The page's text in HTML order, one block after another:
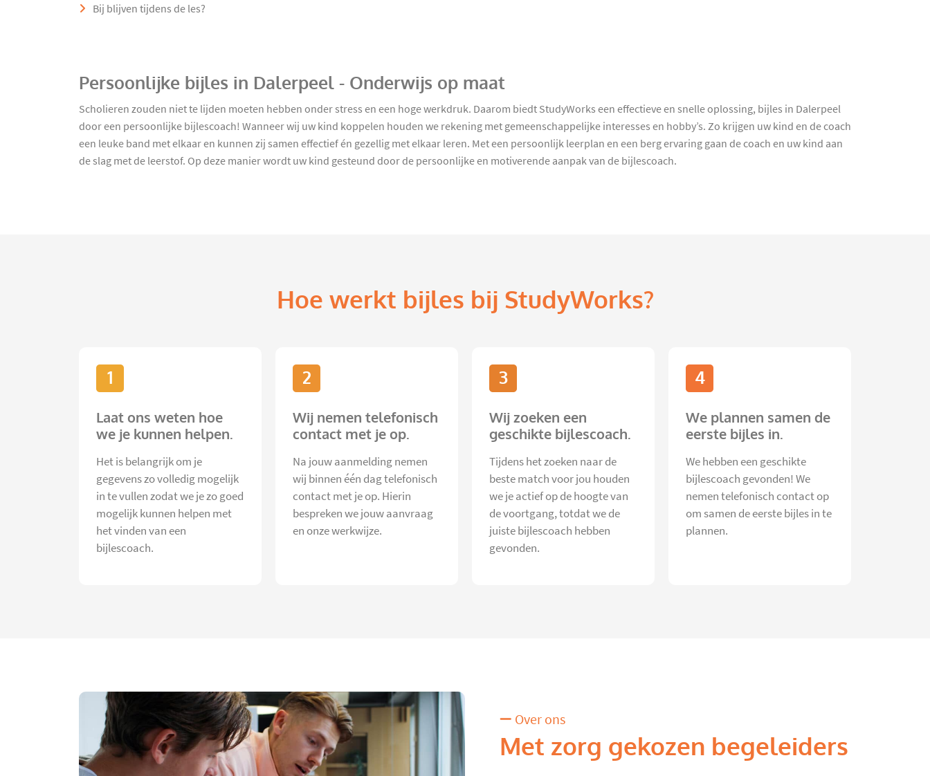
Bij blijven tijdens de les?
Persoonlijke bijles in Dalerpeel - Onderwijs op maat
Scholieren zouden niet te lijden moeten hebben onder stress en een hoge werkdruk. Daarom biedt StudyWorks een effectieve en snelle oplossing, bijles in Dalerpeel
door een persoonlijke bijlescoach! Wanneer wij uw kind koppelen houden we rekening met gemeenschappelijke interesses en hobby’s. Zo krijgen uw kind en de coach
een leuke band met elkaar en kunnen zij samen effectief én gezellig met elkaar leren. Met een persoonlijk leerplan en een berg ervaring gaan de coach en uw kind aan
de slag met de leerstof. Op deze manier wordt uw kind gesteund door de persoonlijke en motiverende aanpak van de bijlescoach.
Hoe werkt bijles bij StudyWorks?
1
Laat ons weten hoe
we je kunnen helpen.
Het is belangrijk om je
gegevens zo volledig mogelijk
in te vullen zodat we je zo goed
mogelijk kunnen helpen met
het vinden van een
bijlescoach.
2
Wij nemen telefonisch
contact met je op.
Na jouw aanmelding nemen
wij binnen één dag telefonisch
contact met je op. Hierin
bespreken we jouw aanvraag
en onze werkwijze.
3
Wij zoeken een
geschikte bijlescoach.
Tijdens het zoeken naar de
beste match voor jou houden
we je actief op de hoogte van
de voortgang, totdat we de
juiste bijlescoach hebben
gevonden.
4
We plannen samen de
eerste bijles in.
We hebben een geschikte
bijlescoach gevonden! We
nemen telefonisch contact op
om samen de eerste bijles in te
plannen.
Over ons
Met zorg gekozen begeleiders